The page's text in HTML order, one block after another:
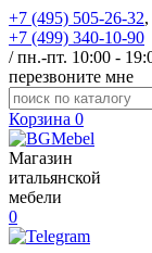
+7 (495) 505-26-32,
+7 (499) 340-10-90
/ пн.-пт. 10:00 -
перезвоните мне
Корзина 0
Магазин
итальянской
мебели
0